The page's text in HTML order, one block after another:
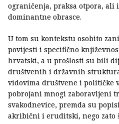
ograničenja, praksa otpora, ali
dominantne obrasce.
U tom su kontekstu osobito
povijesti i specifično
hrvatski, a u prošlosti su bili
društvenih i državnih
vidovima društvene i političke
pobrojani mnogi zaboravljeni
svakodnevice, premda su
akribični i eruditski, nego zato